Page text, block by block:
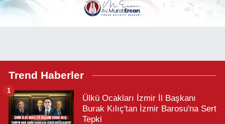
Trend Haberler
Ülkü Ocakları İzmir İl Başkanı
Burak Kılıç'tan İzmir Barosu'na Sert
Tepki
1